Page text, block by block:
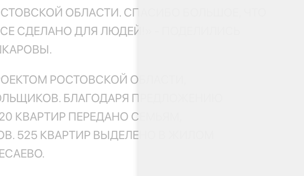
ОБЛАСТИ. СПАСИБО БОЛЬШОЕ, ЧТО
СДЕЛАНО ДЛЯ ЛЮДЕЙ!» - ПОДЕЛИЛИСЬ
РОСТОВСКОЙ ОБЛАСТИ,
БЛАГОДАРЯ ПРЕДЛОЖЕНИЮ
КВАРТИР ПЕРЕДАНО СЕМЬЯМ,
525 КВАРТИР ВЫДЕЛЕНО В ЖИЛОМ